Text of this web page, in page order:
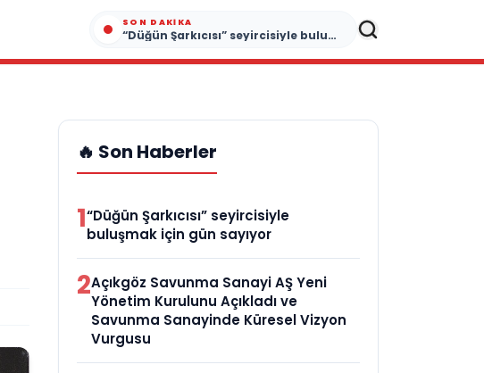
SON DAKIKA
“Düğün Şarkıcısı” seyircisiyle buluşmak için gün sayıyor
🔥 Son Haberler
1“Düğün Şarkıcısı” seyircisiyle
buluşmak için gün sayıyor
2Açıkgöz Savunma Sanayi AŞ Yeni
Yönetim Kurulunu Açıkladı ve
Savunma Sanayinde Küresel Vizyon
Vurgusu